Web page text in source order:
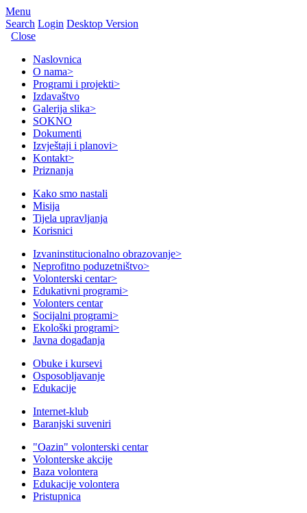
Menu
Search Login Desktop Version
Close
Naslovnica
O nama>
Programi i projekti>
Izdavaštvo
Galerija slika>
SOKNO
Dokumenti
Izvještaji i planovi>
Kontakt>
Priznanja
Kako smo nastali
Misija
Tijela upravljanja
Korisnici
Izvaninstitucionalno obrazovanje>
Neprofitno poduzetništvo>
Volonterski centar>
Edukativni programi>
Volonters centar
Socijalni programi>
Ekološki programi>
Javna događanja
Obuke i kursevi
Osposobljavanje
Edukacije
Internet-klub
Baranjski suveniri
"Oazin" volonterski centar
Volonterske akcije
Baza volontera
Edukacije volontera
Pristupnica